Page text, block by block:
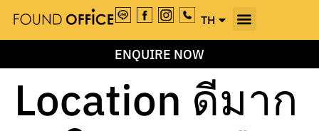
TH
EN
ENQUIRE NOW
Location ดีมาก